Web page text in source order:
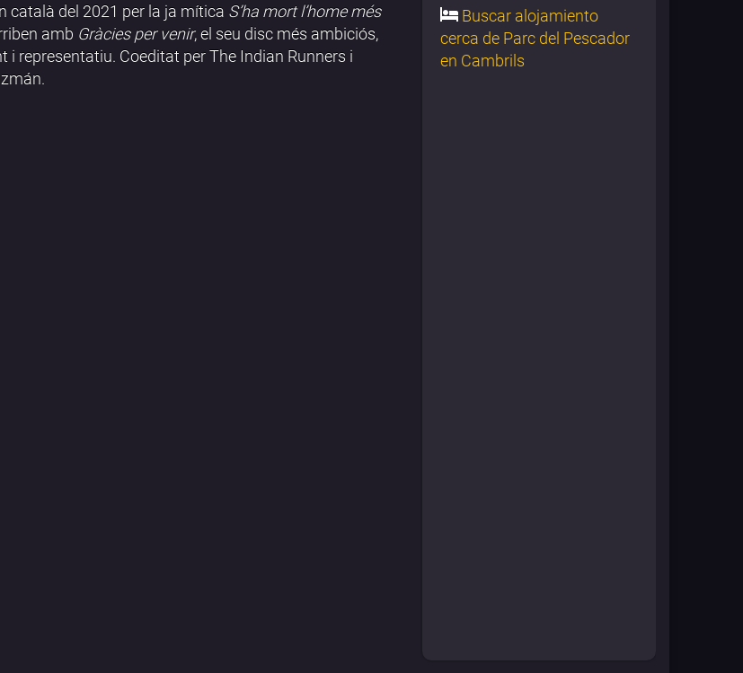
Buscar alojamiento
cerca de Parc del Pescador
en Cambrils
català del 2021 per la ja mítica S’ha mort l’home més
amb Gràcies per venir, el seu disc més ambiciós,
i representatiu. Coeditat per The Indian Runners i